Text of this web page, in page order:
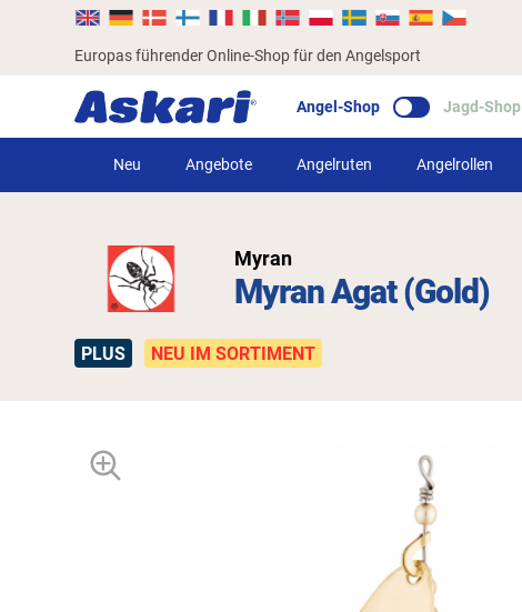
Europas führender Online-Shop für den Angelsport
Angel-Shop Jagd-Shop
Neu Angebote Angelruten Angelrollen
Myran Agat (Gold)
Myran
PLUS NEU IM SORTIMENT